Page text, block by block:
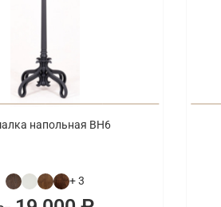
напольная ВН6
+ 3